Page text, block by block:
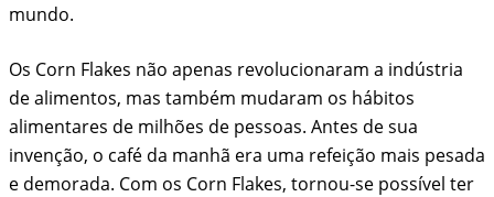
mundo.
Os Corn Flakes não apenas revolucionaram a indústria
de alimentos, mas também mudaram os hábitos
alimentares de milhões de pessoas. Antes de sua
invenção, o café da manhã era uma refeição mais pesada
e demorada. Com os Corn Flakes, tornou-se possível ter